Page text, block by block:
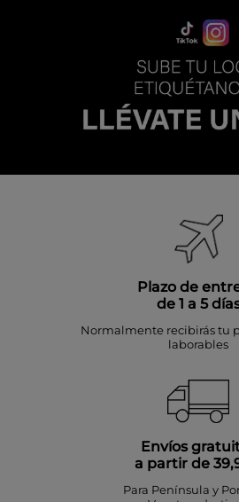
Plazo de
de 1 a 5
Normalmente recibirás tu
laborables
Envíos
a partir de
Para Península y